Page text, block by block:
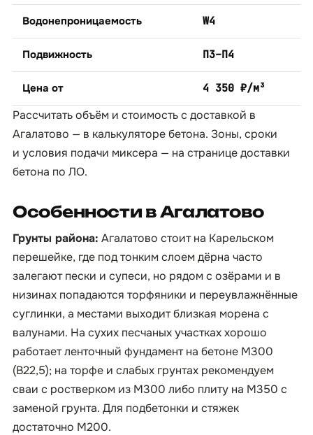
Водонепроницаемость W4
Подвижность П3–П4
Цена от 4 350 ₽/м³
Рассчитать объём и стоимость с доставкой в
Агалатово — в калькуляторе бетона. Зоны, сроки
и условия подачи миксера — на страницедоставки
бетона по ЛО.
Особенности в Агалатово
Грунты района: Агалатово стоит на Карельском
перешейке, где под тонким слоем дёрна часто
залегают пески и супеси, но рядом с озёрами и в
низинах попадаются торфяники и переувлажнённые
суглинки, а местами выходит близкая морена с
валунами. На сухих песчаных участках хорошо
работает ленточный фундамент на бетоне М300
(B22,5); на торфе и слабых грунтах рекомендуем
сваи с ростверком из М300 либо плиту на М350 с
заменой грунта. Для подбетонки и стяжек
достаточно М200.